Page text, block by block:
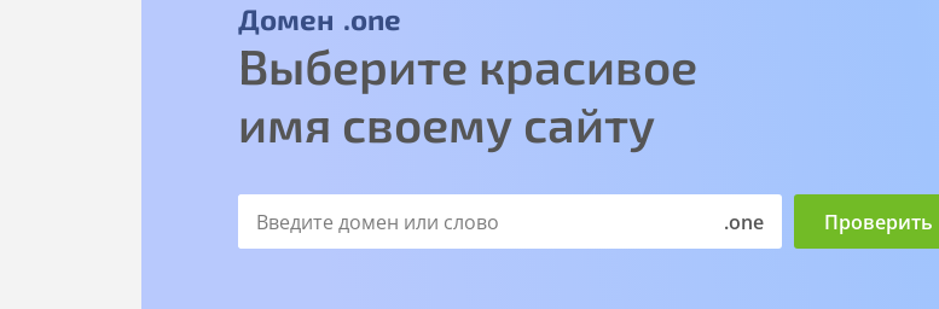
Домен .one
Выберите красивое
имя своему сайту
.one